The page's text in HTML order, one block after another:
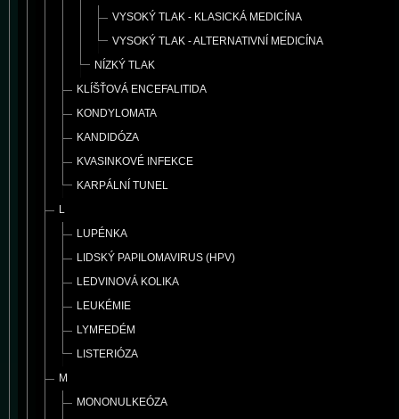
VYSOKÝ TLAK - KLASICKÁ MEDICÍNA
VYSOKÝ TLAK - ALTERNATIVNÍ MEDICÍNA
NÍZKÝ TLAK
KLÍŠŤOVÁ ENCEFALITIDA
KONDYLOMATA
KANDIDÓZA
KVASINKOVÉ INFEKCE
KARPÁLNÍ TUNEL
L
LUPÉNKA
LIDSKÝ PAPILOMAVIRUS (HPV)
LEDVINOVÁ KOLIKA
LEUKÉMIE
LYMFEDÉM
LISTERIÓZA
M
MONONULKEÓZA